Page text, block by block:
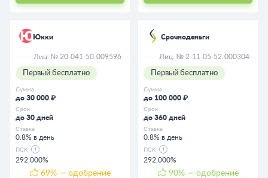
Юкки
Лиц. № 20-041-50-009596
Первый бесплатно
Сумма
до 30 000 ₽
Срок
до 30 дней
Ставка
0.8% в день
ПСК
292.000%
69% — одобрение
Срочноденьги
Лиц. № 2-11-05-52-000304
Первый бесплатно
Сумма
до 100 000 ₽
Срок
до 360 дней
Ставка
0.8% в день
ПСК
292.000%
90% — одобрение